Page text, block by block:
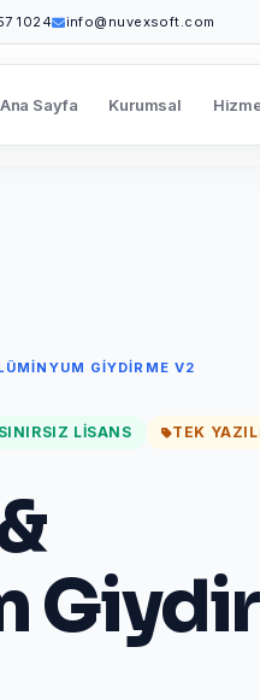
1024 info@nuvexsoft.com
Ana Sayfa Kurumsal
GIYDIRME V2
SINIRSIZ LISANS TEK